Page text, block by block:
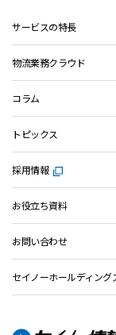
サービスの特長
物流業務クラウド
コラム
トピックス
採用情報
お役立ち資料
お問い合わせ
セイノーホールディング